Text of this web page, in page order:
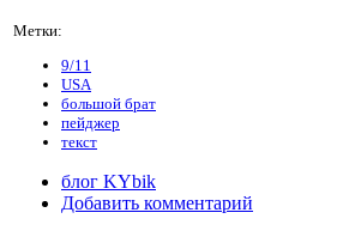
Метки:
9/11
USA
большой брат
пейджер
текст
блог KYbik
Добавить комментарий